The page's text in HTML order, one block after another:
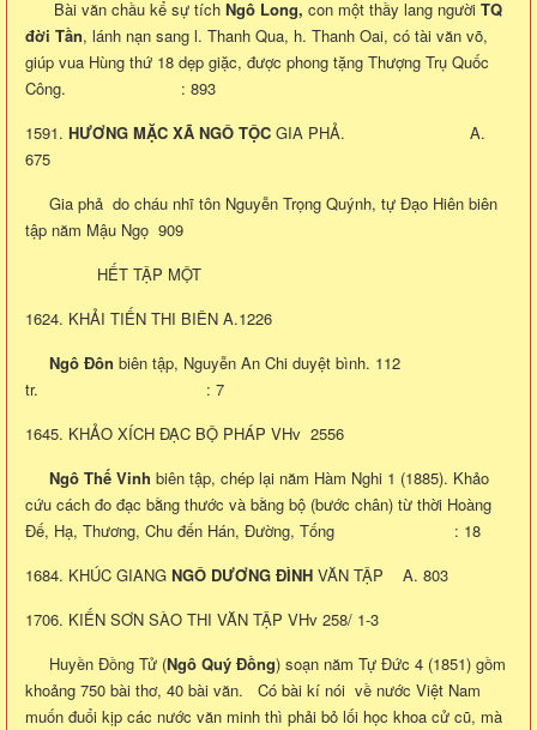
Bài văn chầu kể sự tích Ngô Long, con một thầy lang người TQ
đời Tần, lánh nạn sang l. Thanh Qua, h. Thanh Oai, có tài văn võ,
giúp vua Hùng thứ 18 dẹp giặc, được phong tặng Thượng Trụ Quốc
Công. : 893
1591. HƯƠNG MẶC XÃ NGÔ TỘC GIA PHẢ. A.
675
Gia phả do cháu nhĩ tôn Nguyễn Trọng Quýnh, tự Đạo Hiên biên
tập năm Mậu Ngọ 909
HẾT TẬP MỘT
1624. KHẢI TIẾN THI BIÊN A.1226
Ngô Đôn biên tập, Nguyễn An Chi duyệt bình. 112
tr. : 7
1645. KHẢO XÍCH ĐẠC BỘ PHÁP VHv 2556
Ngô Thế Vinh biên tập, chép lại năm Hàm Nghi 1 (1885). Khảo
cứu cách đo đạc bằng thước và bằng bộ (bước chân) từ thời Hoàng
Đế, Hạ, Thương, Chu đến Hán, Đường, Tống : 18
1684. KHÚC GIANG NGÔ DƯƠNG ĐÌNH VĂN TẬP A. 803
1706. KIẾN SƠN SÀO THI VĂN TẬP VHv 258/ 1-3
Huyền Đồng Tử (Ngô Quý Đồng) soạn năm Tự Đức 4 (1851) gồm
khoảng 750 bài thơ, 40 bài văn. Có bài kí nói về nước Việt Nam
muốn đuổi kịp các nước văn minh thì phải bỏ lối học khoa cử cũ, mà